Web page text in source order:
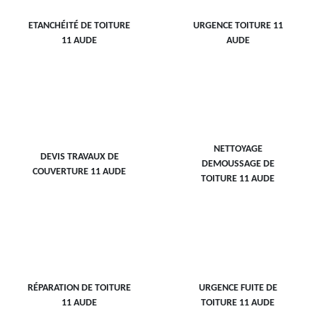
ETANCHÉITÉ DE TOITURE
11 AUDE
URGENCE TOITURE 11
AUDE
DEVIS TRAVAUX DE
COUVERTURE 11 AUDE
NETTOYAGE
DEMOUSSAGE DE
TOITURE 11 AUDE
RÉPARATION DE TOITURE
11 AUDE
URGENCE FUITE DE
TOITURE 11 AUDE